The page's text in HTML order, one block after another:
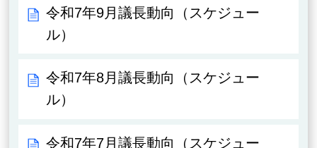
令和7年9月議長動向（スケジュー
ル）
令和7年8月議長動向（スケジュー
ル）
令和7年7月議長動向（スケジュー